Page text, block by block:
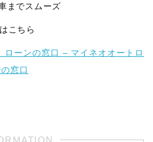
までスムーズ
こちら
ーンの窓口 – マイネオオートロ
窓口